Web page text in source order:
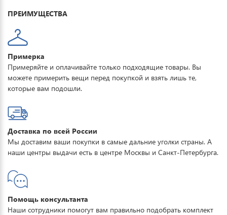
прогулок.
ПРЕИМУЩЕСТВА
Примерка
Примеряйте и оплачивайте только подходящие товары. Вы
можете примерить вещи перед покупкой и взять лишь те,
которые вам подошли.
Доставка по всей России
Мы доставим ваши покупки в самые дальние уголки страны. А
наши центры выдачи есть в центре Москвы и Санкт-Петербурга.
Помощь консультанта
Наши сотрудники помогут вам правильно подобрать комплект